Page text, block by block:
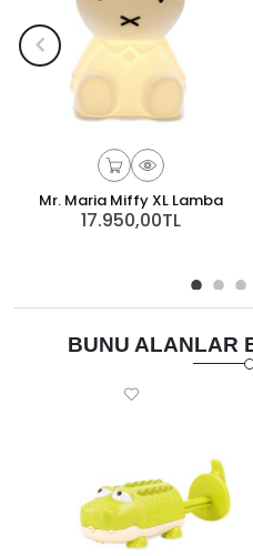
Mr. Maria Miffy XL Lamba
17.950,00TL
BUNU ALANLAR